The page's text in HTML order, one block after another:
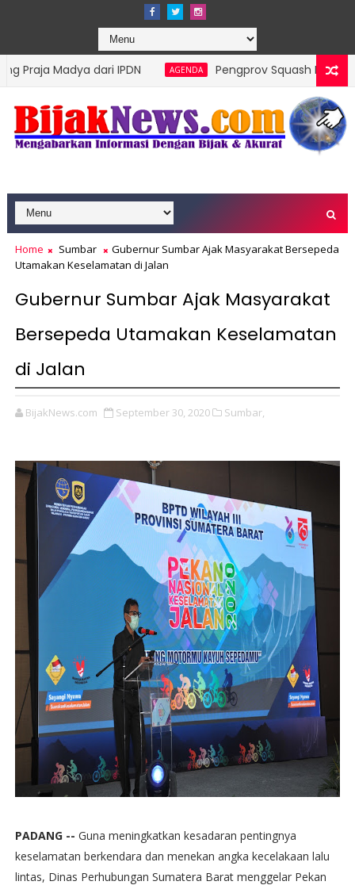
dari IPDN AGENDA Pengprov Squash Indonesia
Home Sumbar
Gubernur Sumbar Ajak Masyarakat Bersepeda
Utamakan Keselamatan di Jalan
Gubernur Sumbar Ajak Masyarakat
Bersepeda Utamakan Keselamatan
di Jalan
BijakNews.com September 30, 2020 Sumbar,
PADANG -- Guna meningkatkan kesadaran pentingnya
keselamatan berkendara dan menekan angka kecelakaan lalu
lintas, Dinas Perhubungan Sumatera Barat menggelar Pekan